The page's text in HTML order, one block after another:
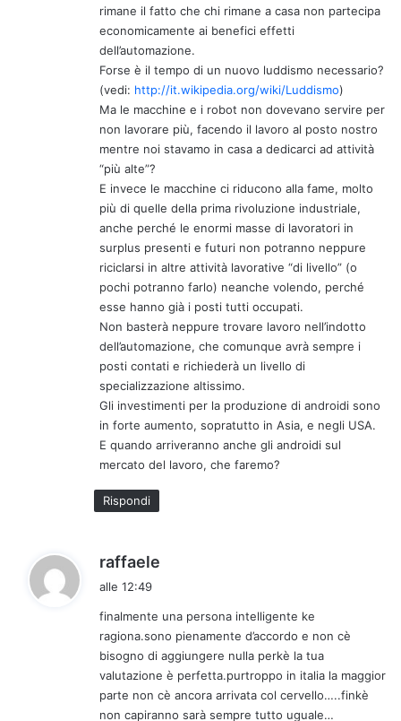
rimane il fatto che chi rimane a casa non partecipa
economicamente ai benefici effetti
dell’automazione.
Forse è il tempo di un nuovo luddismo necessario?
(vedi: http://it.wikipedia.org/wiki/Luddismo)
Ma le macchine e i robot non dovevano servire per
non lavorare più, facendo il lavoro al posto nostro
mentre noi stavamo in casa a dedicarci ad attività
“più alte”?
E invece le macchine ci riducono alla fame, molto
più di quelle della prima rivoluzione industriale,
anche perché le enormi masse di lavoratori in
surplus presenti e futuri non potranno neppure
riciclarsi in altre attività lavorative “di livello” (o
pochi potranno farlo) neanche volendo, perché
esse hanno già i posti tutti occupati.
Non basterà neppure trovare lavoro nell’indotto
dell’automazione, che comunque avrà sempre i
posti contati e richiederà un livello di
specializzazione altissimo.
Gli investimenti per la produzione di androidi sono
in forte aumento, sopratutto in Asia, e negli USA.
E quando arriveranno anche gli androidi sul
mercato del lavoro, che faremo?
Rispondi
raffaele
e
t
t
o
:
alle 12:49
finalmente una persona intelligente ke
ragiona.sono pienamente d’accordo e non cè
bisogno di aggiungere nulla perkè la tua
valutazione è perfetta.purtroppo in italia la maggior
parte non cè ancora arrivata col cervello…..finkè
non capiranno sarà sempre tutto uguale…